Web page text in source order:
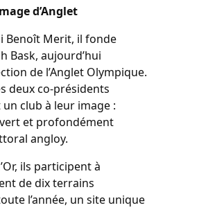
d’Anglet
Benoît Merit, il fonde
Bask, aujourd’hui
de l’Anglet Olympique.
deux co-présidents
club à leur image :
et profondément
angloy.
ils participent à
de dix terrains
l’année, un site unique